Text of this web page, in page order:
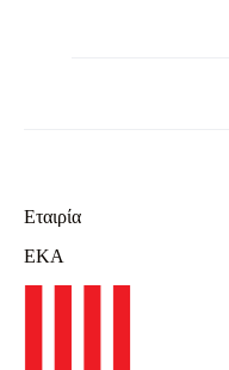
Εταιρία
EKA